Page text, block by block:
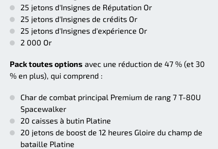
25 jetons d'Insignes de Réputation Or
25 jetons d'Insignes de crédits Or
25 jetons d'Insignes d'expérience Or
2 000 Or
Pack toutes options avec une réduction de 47 % (et 30
% en plus), qui comprend :
Char de combat principal Premium de rang 7 T-80U
Spacewalker
20 caisses à butin Platine
20 jetons de boost de 12 heures Gloire du champ de
bataille Platine